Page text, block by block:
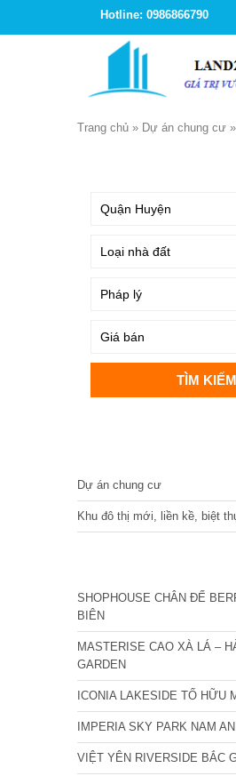
Hotline: 0986866790
Trang chủ » Dự án chung cư »
Dự án chung cư
Khu đô thị mới, liền kề, biệt
SHOPHOUSE CHÂN ĐẾ
BIÊN
MASTERISE CAO XÀ LÁ –
GARDEN
ICONIA LAKESIDE TỐ HỮU
IMPERIA SKY PARK NAM
VIỆT YÊN RIVERSIDE BẮC